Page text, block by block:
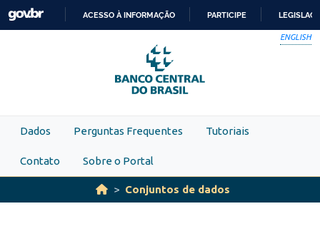
Skip to main content
PARA
O
CONTEÚDO
ACESSO À INFORMAÇÃO PARTICIPE
ENGLISH
Dados Perguntas Frequentes Tutoriais
Contato Sobre o Portal
Conjuntos de dados